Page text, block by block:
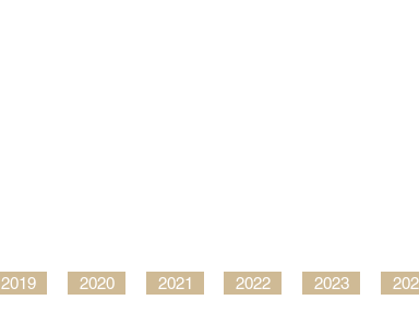
2019 2020 2021 2022 2023